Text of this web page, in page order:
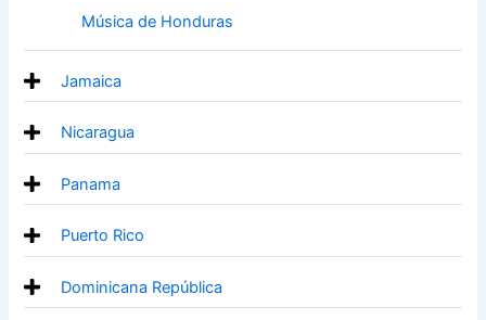
Música de Honduras
Jamaica
Nicaragua
Panama
Puerto Rico
Dominicana República